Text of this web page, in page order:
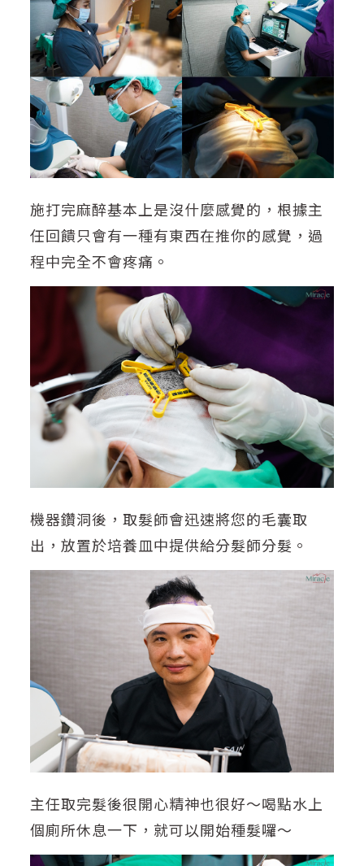
施打完麻醉基本上是沒什麼感覺的，根據主
任回饋只會有一種有東西在推你的感覺，過
程中完全不會疼痛。
機器鑽洞後，取髮師會迅速將您的毛囊取
出，放置於培養皿中提供給分髮師分髮。
主任取完髮後很開心精神也很好～喝點水上
個廁所休息一下，就可以開始種髮囉～